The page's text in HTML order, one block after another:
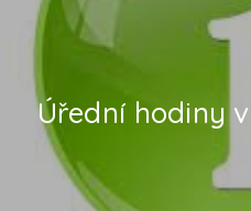
Úřední hodiny